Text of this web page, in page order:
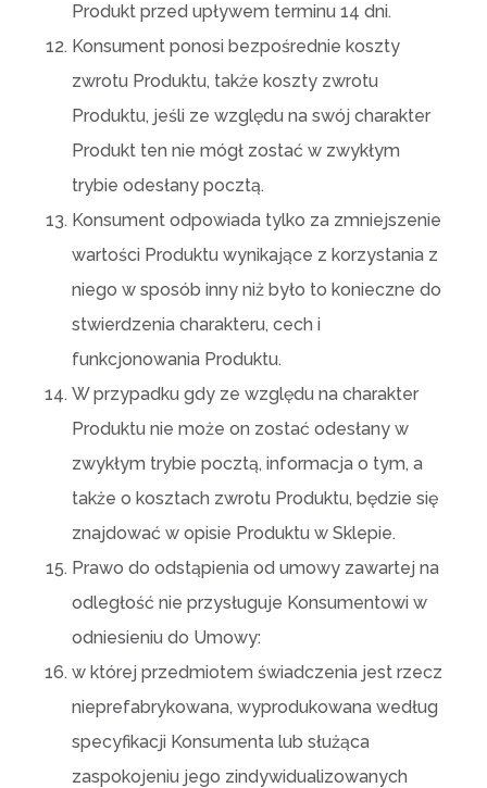
Produkt przed upływem terminu 14 dni.
Konsument ponosi bezpośrednie koszty
zwrotu Produktu, także koszty zwrotu
Produktu, jeśli ze względu na swój charakter
Produkt ten nie mógł zostać w zwykłym
trybie odesłany pocztą.
Konsument odpowiada tylko za zmniejszenie
wartości Produktu wynikające z korzystania z
niego w sposób inny niż było to konieczne do
stwierdzenia charakteru, cech i
funkcjonowania Produktu.
W przypadku gdy ze względu na charakter
Produktu nie może on zostać odesłany w
zwykłym trybie pocztą, informacja o tym, a
także o kosztach zwrotu Produktu, będzie się
znajdować w opisie Produktu w Sklepie.
Prawo do odstąpienia od umowy zawartej na
odległość nie przysługuje Konsumentowi w
odniesieniu do Umowy:
w której przedmiotem świadczenia jest rzecz
nieprefabrykowana, wyprodukowana według
specyfikacji Konsumenta lub służąca
zaspokojeniu jego zindywidualizowanych